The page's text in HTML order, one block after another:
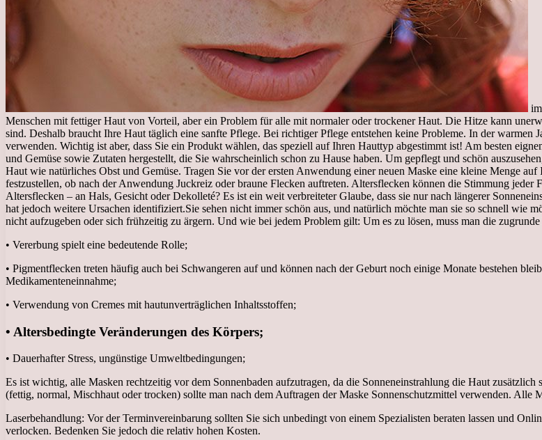
Menschen mit fettiger Haut von Vorteil, aber ein Problem für alle mit normaler oder trockener Haut. Die Hitze kann
sind. Deshalb braucht Ihre Haut täglich eine sanfte Pflege. Bei richtiger Pflege entstehen keine Probleme. In der
verwenden. Wichtig ist aber, dass Sie ein Produkt wählen, das speziell auf Ihren Hauttyp abgestimmt ist! Am besten
und Gemüse sowie Zutaten hergestellt, die Sie wahrscheinlich schon zu Hause haben. Um gepflegt und schön
Haut wie natürliches Obst und Gemüse. Tragen Sie vor der ersten Anwendung einer neuen Maske eine kleine Menge
festzustellen, ob nach der Anwendung Juckreiz oder braune Flecken auftreten. Altersflecken können die Stimmung
Altersflecken – an Hals, Gesicht oder Dekolleté? Es ist ein weit verbreiteter Glaube, dass sie nur nach längerer
hat jedoch weitere Ursachen identifiziert.Sie sehen nicht immer schön aus, und natürlich möchte man sie so schnell wie
nicht aufzugeben oder sich frühzeitig zu ärgern. Und wie bei jedem Problem gilt: Um es zu lösen, muss man die
• Vererbung spielt eine bedeutende Rolle;
• Pigmentflecken treten häufig auch bei Schwangeren auf und können nach der Geburt noch einige Monate bestehen
Medikamenteneinnahme;
• Verwendung von Cremes mit hautunverträglichen Inhaltsstoffen;
• Altersbedingte Veränderungen des Körpers;
• Dauerhafter Stress, ungünstige Umweltbedingungen;
Es ist wichtig, alle Masken rechtzeitig vor dem Sonnenbaden aufzutragen, da die Sonneneinstrahlung die Haut
(fettig, normal, Mischhaut oder trocken) sollte man nach dem Auftragen der Maske Sonnenschutzmittel verwenden. Alle
Laserbehandlung: Vor der Terminvereinbarung sollten Sie sich unbedingt von einem Spezialisten beraten lassen und
verlocken. Bedenken Sie jedoch die relativ hohen Kosten.